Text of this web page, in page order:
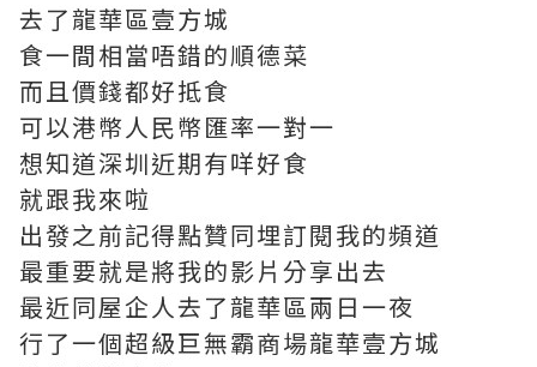
去了龍華區壹方城
食一間相當唔錯的順德菜
而且價錢都好抵食
可以港幣人民幣匯率一對一
想知道深圳近期有咩好食
就跟我來啦
出發之前記得點贊同埋訂閱我的頻道
最重要就是將我的影片分享出去
最近同屋企人去了龍華區兩日一夜
行了一個超級巨無霸商場龍華壹方城